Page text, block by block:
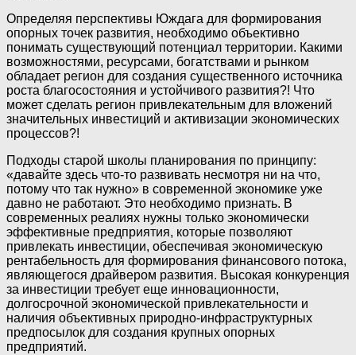
Определяя перспективы Юждага для формирования
опорных точек развития, необходимо объективно
понимать существующий потенциал территории. Какими
возможностями, ресурсами, богатствами и рынком
обладает регион для создания существенного источника
роста благосостояния и устойчивого развития?! Что
может сделать регион привлекательным для вложений
значительных инвестиций и активизации экономических
процессов?!
Подходы старой школы планирования по принципу:
«давайте здесь что-то развивать несмотря ни на что,
потому что так нужно» в современной экономике уже
давно не работают. Это необходимо признать. В
современных реалиях нужны только экономически
эффективные предприятия, которые позволяют
привлекать инвестиции, обеспечивая экономическую
рентабельность для формирования финансового потока,
являющегося драйвером развития. Высокая конкуренция
за инвестиции требует еще инновационности,
долгосрочной экономической привлекательности и
наличия объективных природно-инфраструктурных
предпосылок для создания крупных опорных
предприятий.